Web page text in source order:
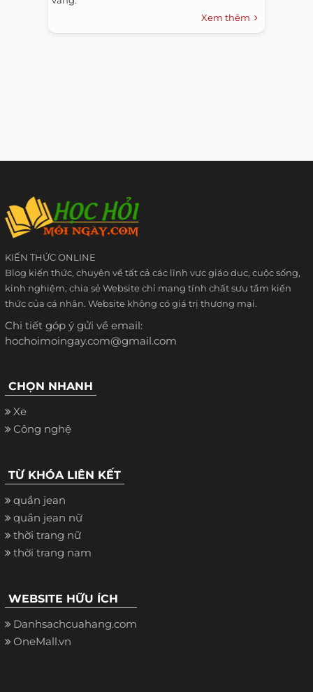
Xem thêm
KIẾN THỨC ONLINE
Blog kiến thức, chuyên về tất cả các lĩnh vực giáo dục, cuộc sống,
kinh nghiệm, chia sẻ Website chỉ mang tính chất sưu tầm kiến
thức của cá nhân. Website không có giá trị thương mại.
Chi tiết góp ý gửi về email:
hochoimoingay.com@gmail.com
CHỌN NHANH
Xe
Công nghệ
TỪ KHÓA LIÊN KẾT
quần jean
quần jean nữ
thời trang nữ
thời trang nam
WEBSITE HỮU ÍCH
Danhsachcuahang.com
OneMall.vn